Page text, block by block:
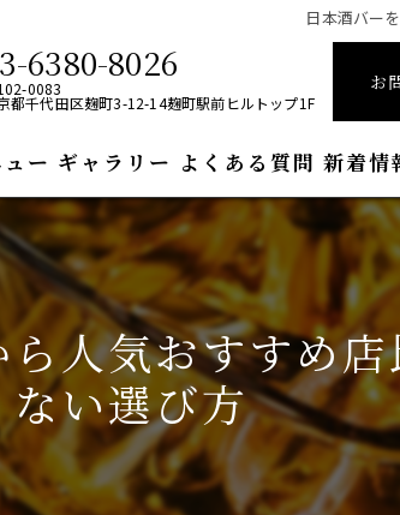
日本酒バー
6380-8026
0083
都千代田区麹町3-12-14麹町駅前ヒルトップ1F
お
ー ギャラリー よくある質問 新着情
人気おすすめ
ない選び方